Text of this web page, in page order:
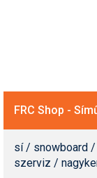
FRC Shop -
sí / snowboard
szerviz /